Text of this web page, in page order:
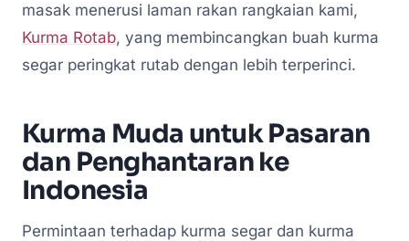
masak menerusi laman rakan rangkaian kami,
Kurma Rotab, yang membincangkan buah kurma
segar peringkat rutab dengan lebih terperinci.
Kurma Muda untuk Pasaran
dan Penghantaran ke
Indonesia
Permintaan terhadap kurma segar dan kurma